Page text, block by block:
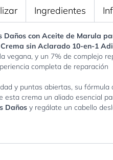
image
Daños con Aceite de Marula
Crema sin Aclarado 10-en-1
vegana, y un 7% de complejo
completa de reparación
y puntas abiertas, su fórmula
crema un aliado esencial
Daños y regálate un cabello
Ingredientes